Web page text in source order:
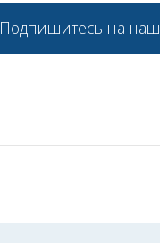
Подпишитесь на наш